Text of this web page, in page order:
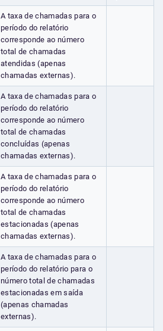
A taxa de chamadas para o
período do relatório
corresponde ao número
total de chamadas
atendidas (apenas
chamadas externas).
A taxa de chamadas para o
período do relatório
corresponde ao número
total de chamadas
concluídas (apenas
chamadas externas).
A taxa de chamadas para o
período do relatório
corresponde ao número
total de chamadas
estacionadas (apenas
chamadas externas).
A taxa de chamadas para o
período do relatório para o
número total de chamadas
estacionadas em saída
(apenas chamadas
externas).